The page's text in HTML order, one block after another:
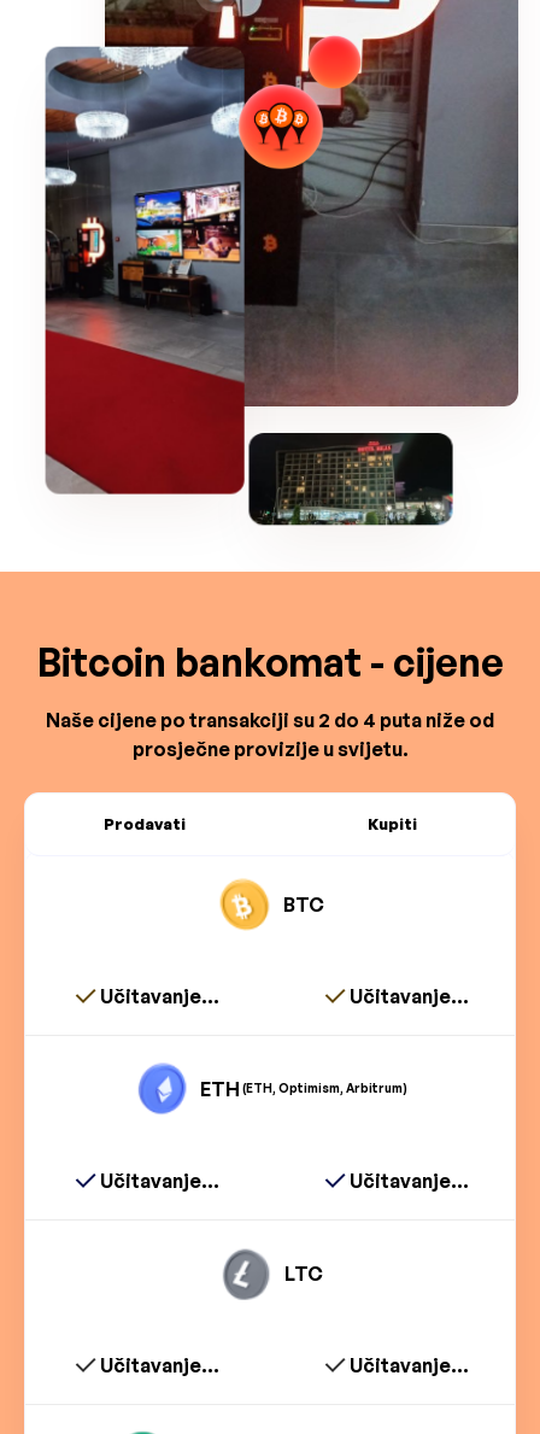
Bitcoin bankomat - cijene
Naše cijene po transakciji su 2 do 4 puta niže od
prosječne provizije u svijetu.
Prodavati Kupiti
BTC
Učitavanje... Učitavanje...
ETH (ETH, Optimism, Arbitrum)
Učitavanje... Učitavanje...
LTC
Učitavanje... Učitavanje...